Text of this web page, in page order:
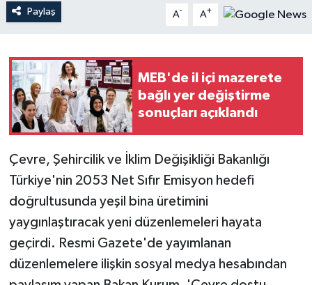
Paylaş A- A+
MEB'de il içi mazerete
bağlı yer değiştirme
sonuçları açıklandı
Çevre, Şehircilik ve İklim Değişikliği Bakanlığı
Türkiye'nin 2053 Net Sıfır Emisyon hedefi
doğrultusunda yeşil bina üretimini
yaygınlaştıracak yeni düzenlemeleri hayata
geçirdi. Resmi Gazete'de yayımlanan
düzenlemelere ilişkin sosyal medya hesabından